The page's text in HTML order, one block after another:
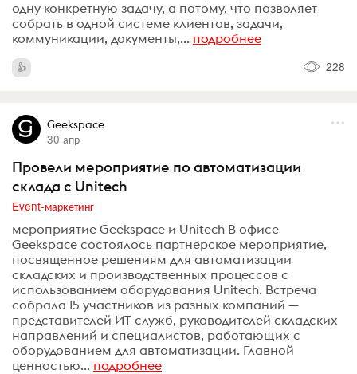
одну конкретную задачу, а потому, что позволяет
собрать в одной системе клиентов, задачи,
коммуникации, документы,... подробнее
228
Geekspace
30 апр
Провели мероприятие по автоматизации
склада с Unitech
Event-маркетинг
мероприятие Geekspace и Unitech В офисе
Geekspace состоялось партнерское мероприятие,
посвященное решениям для автоматизации
складских и производственных процессов с
использованием оборудования Unitech. Встреча
собрала 15 участников из разных компаний —
представителей ИТ-служб, руководителей складских
направлений и специалистов, работающих с
оборудованием для автоматизации. Главной
ценностью... подробнее